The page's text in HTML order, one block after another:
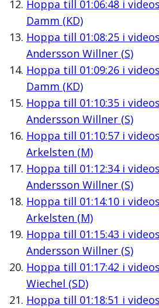
Hoppa till 01:06:48i
Damm (KD)
Hoppa till 01:08:25i
Andersson Willner (S)
Hoppa till 01:09:26i
Damm (KD)
Hoppa till 01:10:35i
Andersson Willner (S)
Hoppa till 01:10:57i
Arkelsten (M)
Hoppa till 01:12:34i
Andersson Willner (S)
Hoppa till 01:14:10i
Arkelsten (M)
Hoppa till 01:15:43 i
Andersson Willner (S)
Hoppa till 01:17:42 i
Wiechel (SD)
Hoppa till 01:18:51 i